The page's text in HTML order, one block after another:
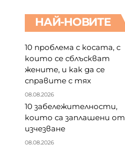
НАЙ-НОВИТЕ
10 проблема с косата, с
които се сблъскват
жените, и как да се
справите с тях
08.08.2026
10 забележителности,
които са заплашени от
изчезване
08.08.2026